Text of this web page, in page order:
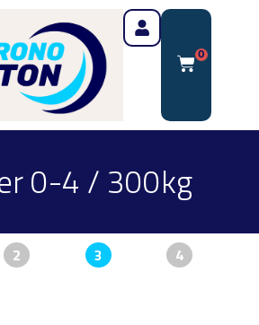
0
0-4 / 300kg
2 3 4